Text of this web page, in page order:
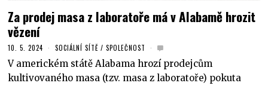
Za prodej masa z laboratoře má v Alabamě hrozit
vězení
10. 5. 2024 SOCIÁLNÍ SÍTĚ / SPOLEČNOST
V americkém státě Alabama hrozí prodejcům
kultivovaného masa (tzv. masa z laboratoře) pokuta